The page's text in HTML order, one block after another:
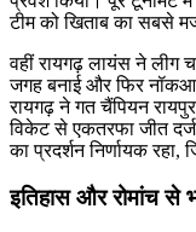
टीम को खिताब का सबसे
वहीं रायगढ़ लायंस ने
जगह बनाई और फिर
रायगढ़ ने गत चैंपियन
विकेट से एकतरफा जीत
का प्रदर्शन निर्णायक
इतिहास और रोमांच से